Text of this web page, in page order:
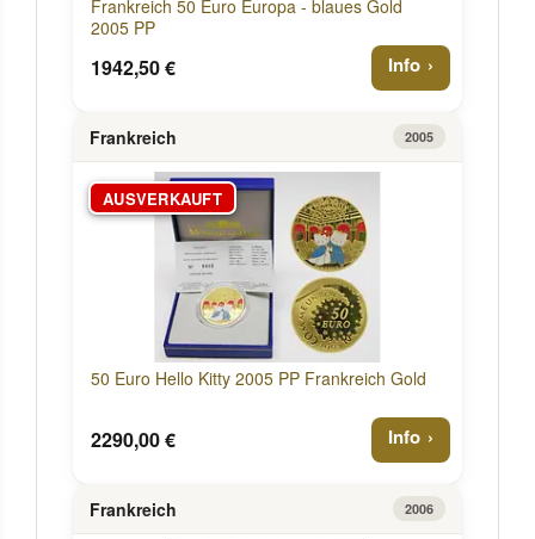
Frankreich 50 Euro Europa - blaues Gold
2005 PP
1942,50 € Info
Frankreich 2005
AUSVERKAUFT
50 Euro Hello Kitty 2005 PP Frankreich Gold
2290,00 € Info
Frankreich 2006